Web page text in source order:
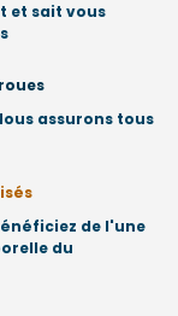
et sait vous
assurons tous
de l'une
du